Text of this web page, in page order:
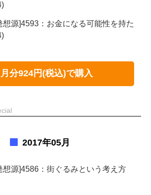
想源]4593：お金になる可能性を持た
分924円(税込)で購入
2017年05月
想源]4586：街ぐるみという考え方